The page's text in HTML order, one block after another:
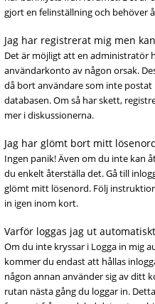
gjort en felinställning och behöver
Jag har registrerat mig men
Det är möjligt att en administratör
användarkonto av någon orsak.
då bort användare som inte
databasen. Om så har skett,
mer i diskussionerna.
Jag har glömt bort mitt
Ingen panik! Även om du inte kan
du enkelt återställa det. Gå till
glömt mitt lösenord. Följ
in igen inom kort.
Varför loggas jag ut
Om du inte kryssar i Logga in mig
kommer du endast att hållas
någon annan använder sig av ditt
rutan nästa gång du loggar in.